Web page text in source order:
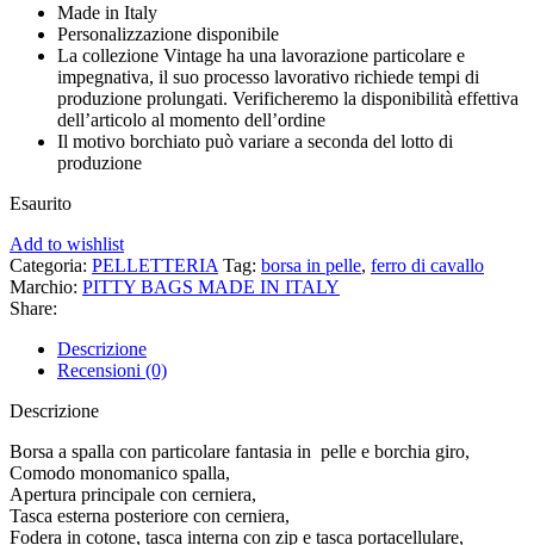
Made in Italy
Personalizzazione disponibile
La collezione Vintage ha una lavorazione particolare e
impegnativa, il suo processo lavorativo richiede tempi di
produzione prolungati. Verificheremo la disponibilità effettiva
dell’articolo al momento dell’ordine
Il motivo borchiato può variare a seconda del lotto di
produzione
Esaurito
Add to wishlist
Categoria: PELLETTERIA Tag: borsa in pelle, ferro di cavallo
Marchio: PITTY BAGS MADE IN ITALY
Share:
Descrizione
Recensioni (0)
Descrizione
Borsa a spalla con particolare fantasia in pelle e borchia giro,
Comodo monomanico spalla,
Apertura principale con cerniera,
Tasca esterna posteriore con cerniera,
Fodera in cotone, tasca interna con zip e tasca portacellulare,